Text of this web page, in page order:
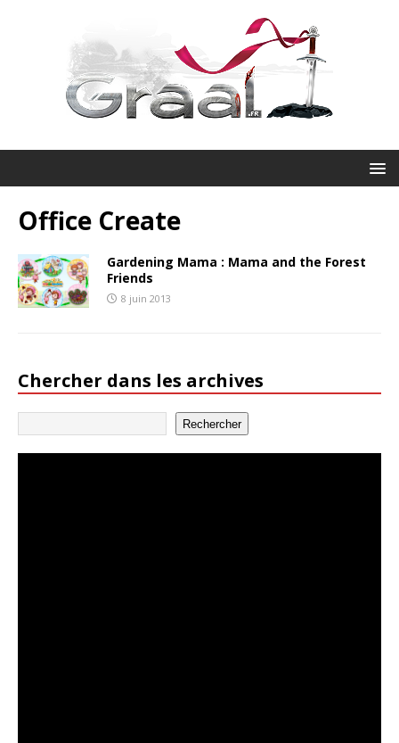
Office Create
Gardening Mama : Mama and the Forest
Friends
8 juin 2013
Chercher dans les archives
Rechercher